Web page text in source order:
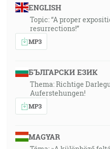
ENGLISH
Topic: “A proper
resurrections!”
MP3
БЪЛГАРСКИ ЕЗИК
Thema: Richtige
Auferstehungen!
MP3
MAGYAR